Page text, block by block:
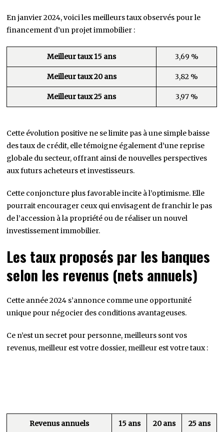
En janvier 2024, voici les meilleurs taux observés pour le
financement d’un projet immobilier :
Meilleur taux 15 ans 3,69 %
Meilleur taux 20 ans 3,82 %
Meilleur taux 25 ans 3,97 %
Cette évolution positive ne se limite pas à une simple baisse
des taux de crédit, elle témoigne également d’une reprise
globale du secteur, offrant ainsi de nouvelles perspectives
aux futurs acheteurs et investisseurs.
Cette conjoncture plus favorable incite à l’optimisme. Elle
pourrait encourager ceux qui envisagent de franchir le pas
de l’accession à la propriété ou de réaliser un nouvel
investissement immobilier.
Les taux proposés par les banques
selon les revenus (nets annuels)
Cette année 2024 s’annonce comme une opportunité
unique pour négocier des conditions avantageuses.
Ce n’est un secret pour personne, meilleurs sont vos
revenus, meilleur est votre dossier, meilleur est votre taux :
Revenus annuels 15 ans 20 ans 25 ans